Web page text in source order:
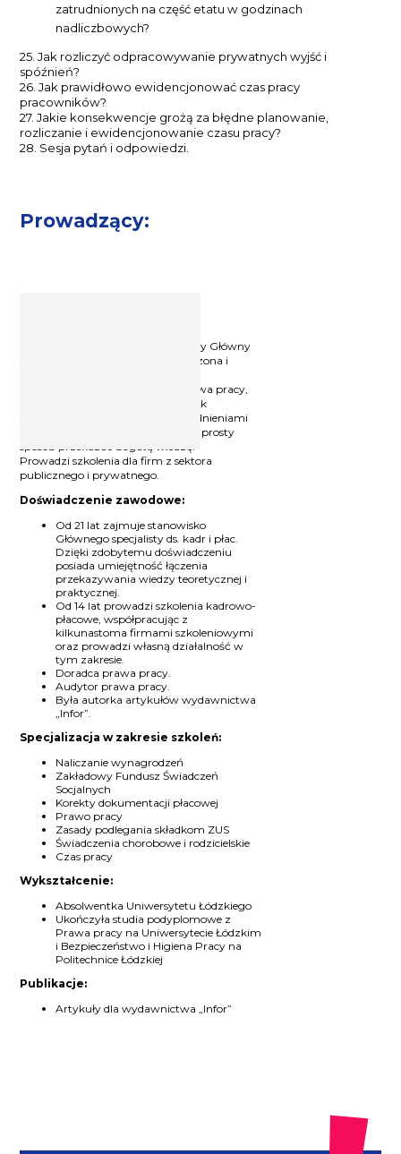
zatrudnionych na część etatu w godzinach
nadliczbowych?
25. Jak rozliczyć odpracowywanie prywatnych wyjść i
spóźnień?
26. Jak prawidłowo ewidencjonować czas pracy
pracowników?
27. Jakie konsekwencje grożą za błędne planowanie,
rozliczanie i ewidencjonowanie czasu pracy?
28. Sesja pytań i odpowiedzi.
Prowadzący:
Wieloletni praktyk - od 21 lat czynny Główny
specjalista ds. kadr i płac, doświadczona i
wydawnictwa „Infor”, doradca prawa pracy,
wykładowca uniwersytecki. Praktyk
spotykający się na co dzień z zagadnieniami
kadrowo-płacowymi, potrafiący w prosty
Prowadzi szkolenia dla firm z sektora
publicznego i prywatnego.
Doświadczenie zawodowe:
Od 21 lat zajmuje stanowisko
Głównego specjalisty ds. kadr i płac.
Dzięki zdobytemu doświadczeniu
posiada umiejętność łączenia
przekazywania wiedzy teoretycznej i
praktycznej.
Od 14 lat prowadzi szkolenia kadrowo-
płacowe, współpracując z
kilkunastoma firmami szkoleniowymi
oraz prowadzi własną działalność w
tym zakresie.
Doradca prawa pracy.
Audytor prawa pracy.
Była autorka artykułów wydawnictwa
„Infor”.
Specjalizacja w zakresie szkoleń:
Naliczanie wynagrodzeń
Zakładowy Fundusz Świadczeń
Socjalnych
Korekty dokumentacji płacowej
Prawo pracy
Zasady podlegania składkom ZUS
Świadczenia chorobowe i rodzicielskie
Czas pracy
Wykształcenie:
Absolwentka Uniwersytetu Łódzkiego
Ukończyła studia podyplomowe z
Prawa pracy na Uniwersytecie Łódzkim
i Bezpieczeństwo i Higiena Pracy na
Politechnice Łódzkiej
Publikacje:
Artykuły dla wydawnictwa „Infor”